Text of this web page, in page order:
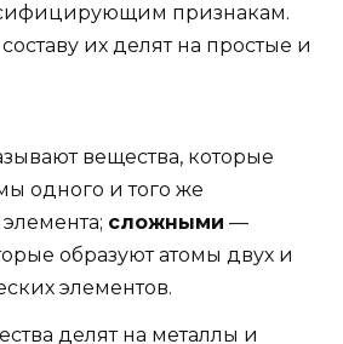
признакам.
их делят на простые и
вещества, которые
одного и того же
сложными —
образуют атомы двух и
элементов.
делят на металлы и